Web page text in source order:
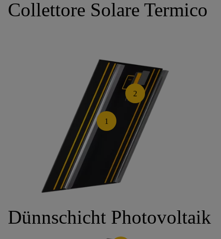
Collettore Solare Termico
1
2
Dünnschicht Photovoltaik